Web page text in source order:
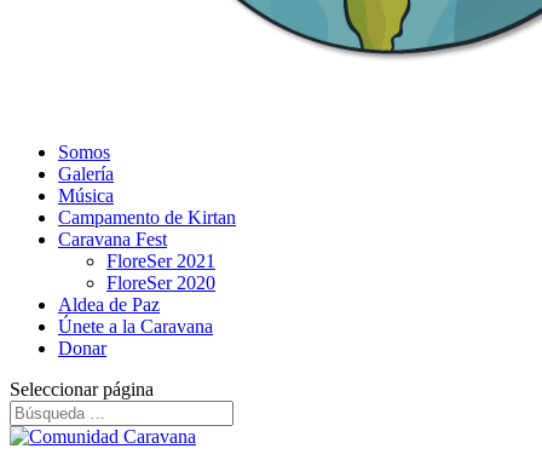
Somos
Galería
Música
Campamento de Kirtan
Caravana Fest
FloreSer 2021
FloreSer 2020
Aldea de Paz
Únete a la Caravana
Donar
Seleccionar página